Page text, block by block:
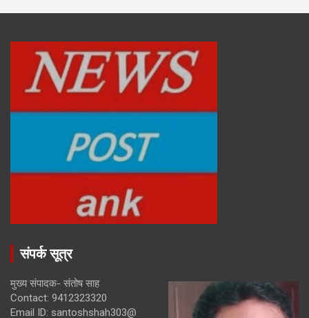
संपर्क सूत्र
मुख्य संपादक- संतोष साह
Contact: 9412323320
Email ID: santoshshah303@